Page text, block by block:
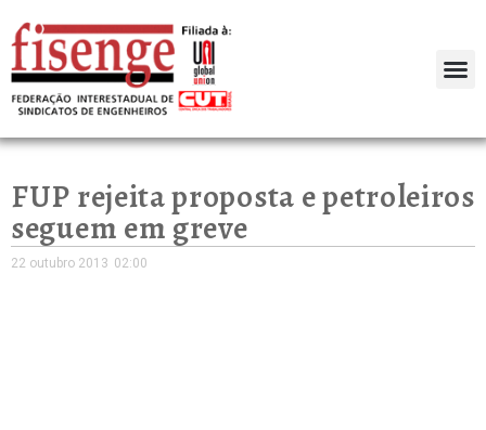
FUP rejeita proposta e petroleiros
seguem em greve
22 outubro 2013 02:00